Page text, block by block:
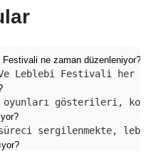
Festivali ne zaman düzenleniyor?
Leblebi Festivali her yıl
oyunları gösterileri,
sergilenmekte,